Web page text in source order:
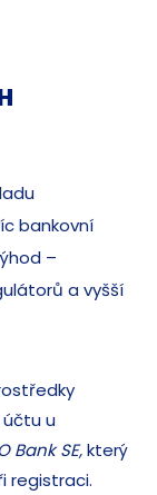
bankovní
–
a vyšší
u
Bank SE,který
registraci.